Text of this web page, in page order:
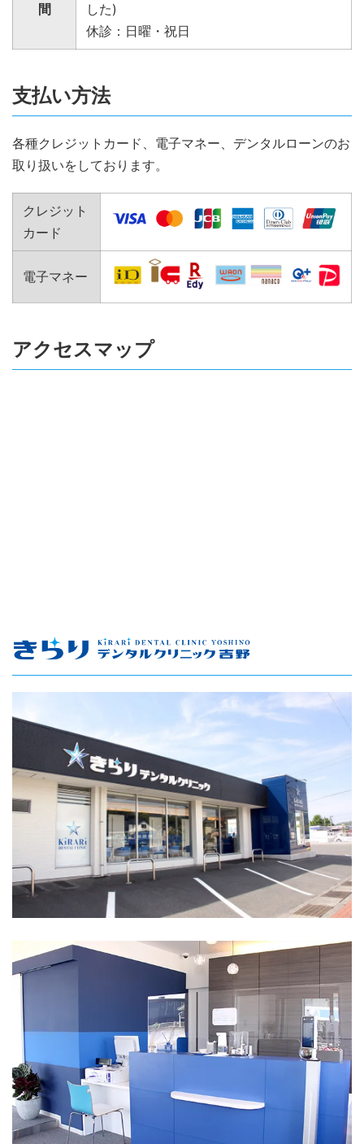
間
した)
休診：日曜・祝日
支払い方法
各種クレジットカード、電子マネー、デンタルローンのお
取り扱いをしております。
クレジット
カード
電子マネー
アクセスマップ